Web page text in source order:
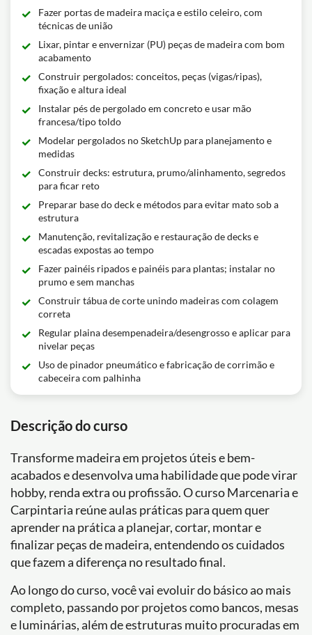
Fazer portas de madeira maciça e estilo celeiro, com
técnicas de união
Lixar, pintar e envernizar (PU) peças de madeira com bom
acabamento
Construir pergolados: conceitos, peças (vigas/ripas),
fixação e altura ideal
Instalar pés de pergolado em concreto e usar mão
francesa/tipo toldo
Modelar pergolados no SketchUp para planejamento e
medidas
Construir decks: estrutura, prumo/alinhamento, segredos
para ficar reto
Preparar base do deck e métodos para evitar mato sob a
estrutura
Manutenção, revitalização e restauração de decks e
escadas expostas ao tempo
Fazer painéis ripados e painéis para plantas; instalar no
prumo e sem manchas
Construir tábua de corte unindo madeiras com colagem
correta
Regular plaina desempenadeira/desengrosso e aplicar para
nivelar peças
Uso de pinador pneumático e fabricação de corrimão e
cabeceira com palhinha
Descrição do curso
Transforme madeira em projetos úteis e bem-
acabados e desenvolva uma habilidade que pode virar
hobby, renda extra ou profissão. O curso Marcenaria e
Carpintaria reúne aulas práticas para quem quer
aprender na prática a planejar, cortar, montar e
finalizar peças de madeira, entendendo os cuidados
que fazem a diferença no resultado final.
Ao longo do curso, você vai evoluir do básico ao mais
completo, passando por projetos como bancos, mesas
e luminárias, além de estruturas muito procuradas em